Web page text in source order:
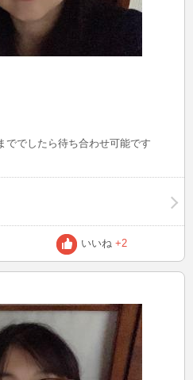
ででしたら待ち合わせ可能です
いいね +2